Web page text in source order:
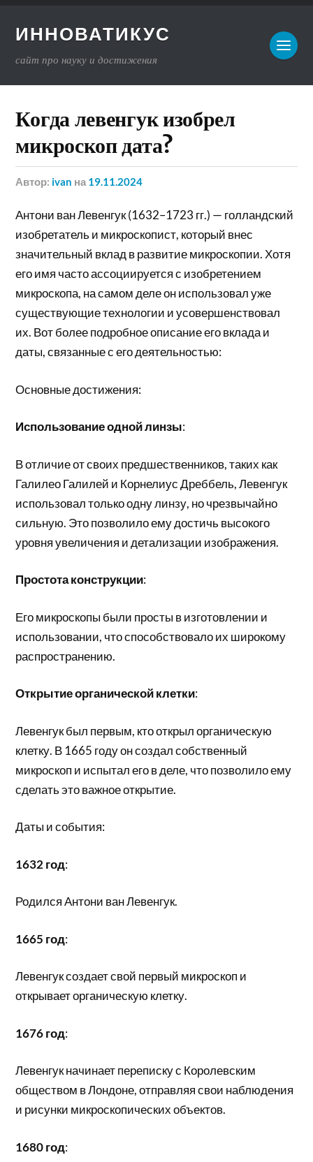
ИННОВАТИКУС
сайт про науку и достижения
Когда левенгук изобрел
микроскоп дата?
Автор: ivan на 19.11.2024
Антони ван Левенгук (1632–1723 гг.) — голландский
изобретатель и микроскопист, который внес
значительный вклад в развитие микроскопии. Хотя
его имя часто ассоциируется с изобретением
микроскопа, на самом деле он использовал уже
существующие технологии и усовершенствовал
их. Вот более подробное описание его вклада и
даты, связанные с его деятельностью:
Основные достижения:
Использование одной линзы:
В отличие от своих предшественников, таких как
Галилео Галилей и Корнелиус Дреббель, Левенгук
использовал только одну линзу, но чрезвычайно
сильную. Это позволило ему достичь высокого
уровня увеличения и детализации изображения.
Простота конструкции:
Его микроскопы были просты в изготовлении и
использовании, что способствовало их широкому
распространению.
Открытие органической клетки:
Левенгук был первым, кто открыл органическую
клетку. В 1665 году он создал собственный
микроскоп и испытал его в деле, что позволило ему
сделать это важное открытие.
Даты и события:
1632 год:
Родился Антони ван Левенгук.
1665 год:
Левенгук создает свой первый микроскоп и
открывает органическую клетку.
1676 год:
Левенгук начинает переписку с Королевским
обществом в Лондоне, отправляя свои наблюдения
и рисунки микроскопических объектов.
1680 год: